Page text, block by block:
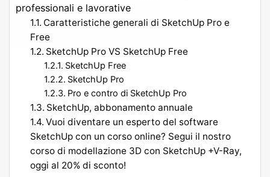
professionali e lavorative
Caratteristiche generali di SketchUp Pro e
Free
SketchUp Pro VS SketchUp Free
SketchUp Free
SketchUp Pro
Pro e contro di SketchUp Pro
SketchUp, abbonamento annuale
Vuoi diventare un esperto del software
SketchUp con un corso online? Segui il nostro
corso di modellazione 3D con SketchUp +V-Ray,
oggi al 20% di sconto!